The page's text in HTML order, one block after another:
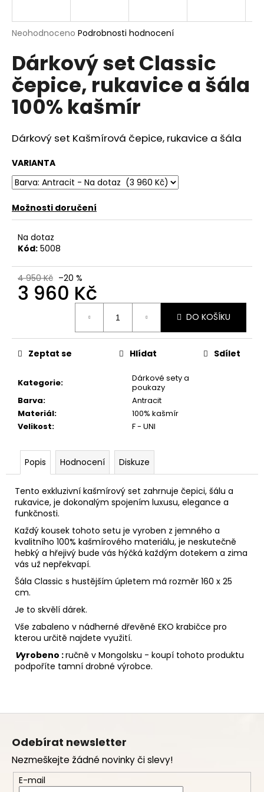
Průměrné
produktu
je
0,0
z
5
hvězdiček.
Neohodnoceno Podrobnosti hodnocení
Dárkový set Classic
čepice, rukavice a šála
100% kašmír
Dárkový set Kašmírová čepice, rukavice a šála
VARIANTA
Možnosti doručení
Na dotaz
Kód: 5008
4 950 Kč –20 %
3 960 Kč
DO KOŠÍKU
Kategorie:
Dárkové sety a
poukazy
Barva:
Antracit
Materiál:
100% kašmír
Velikost: F - UNI
Zeptat se Hlídat Sdílet
Popis Hodnocení Diskuze
Tento exkluzivní kašmírový set zahrnuje čepici, šálu a
rukavice, je dokonalým spojením luxusu, elegance a
funkčnosti.
Každý kousek tohoto setu je vyroben z jemného a
kvalitního 100% kašmírového materiálu, je neskutečně
hebký a hřejivý bude vás hýčká každým dotekem a zima
vás už nepřekvapí.
Šála Classic s hustějším úpletem má rozměr 160 x 25
cm.
Je to skvělí dárek.
Vše zabaleno v nádherné dřevěné EKO krabičce pro
kterou určitě najdete využití.
Vyrobeno :ručně v Mongolsku - koupí tohoto produktu
podpoříte tamní drobné výrobce.
j
t
?
HLEDAT
D
o
p
u
č
u
Z
Odebírat newsletter
Nezmeškejte žádné novinky či slevy!
E-mail